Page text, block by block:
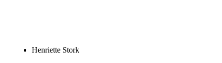
Henriette Stork